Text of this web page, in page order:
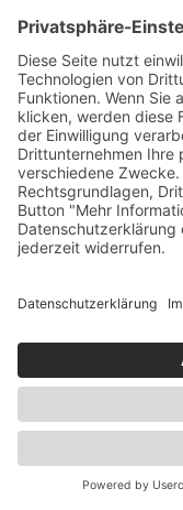
Wenn Sie
darüber
vererbt
Ihrem
festlegen.
Anteilen
Auflagen
Immobilie